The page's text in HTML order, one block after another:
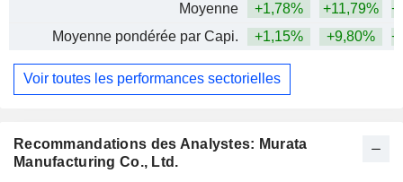
Recommandations des Analystes: Murata
Manufacturing Co., Ltd.
Moyenne
+1,78% +11,79%
Moyenne pondérée par Capi.
+1,15% +9,80%
Voir toutes les performances sectorielles